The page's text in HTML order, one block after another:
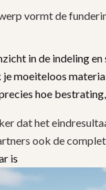
vormt de
in de indeling
moeiteloos
hoe
dat het
ook de
is